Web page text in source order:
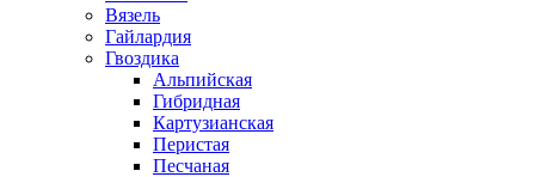
Вязель
Гайлардия
Гвоздика
Альпийская
Гибридная
Картузианская
Перистая
Песчаная